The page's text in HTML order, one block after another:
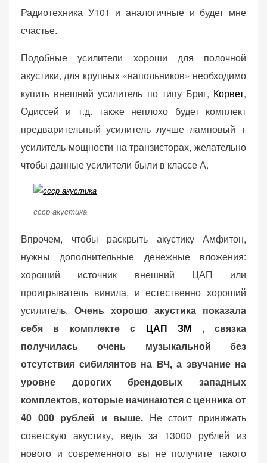
Радиотехника У101 и аналогичные и будет мне
счастье.
Подобные усилители хороши для полочной
акустики, для крупных «напольников» необходимо
купить внешний усилитель по типу Бриг, Корвет,
Одиссей и т.д. также неплохо будет комплект
предварительный усилитель лучше ламповый +
усилитель мощности на транзисторах, желательно
чтобы данные усилители были в классе А.
ссср акустика
Впрочем, чтобы раскрыть акустику Амфитон,
нужны дополнительные денежные вложения:
хороший источник внешний ЦАП или
проигрыватель винила, и естественно хороший
усилитель. Очень хорошо акустика показала
себя в комплекте с ЦАП ЗМ , связка
получилась очень музыкальной без
отсутствия сибилянтов на ВЧ, а звучание на
уровне дорогих брендовых западных
комплектов, которые начинаются с ценника от
40 000 рублей и выше. Не стоит принижать
советскую акустику, ведь за 13000 рублей из
нового и современного вы не получите такого